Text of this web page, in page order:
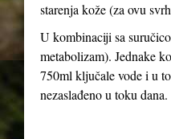
starenja kože (za ovu
U kombinaciji sa
metabolizam). Jednake
750ml ključale vode i u
nezaslađeno u toku dana.